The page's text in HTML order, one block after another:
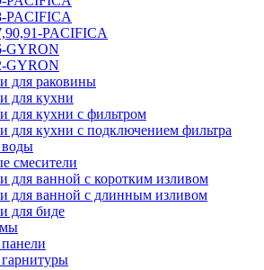
PACIFICA
PACIFICA
GYRON
GYRON
для раковины
для кухни
для кухни с фильтром
для кухни с подключением фильтра
воды
смесители
для ванной с коротким изливом
для ванной с длинным изливом
для биде